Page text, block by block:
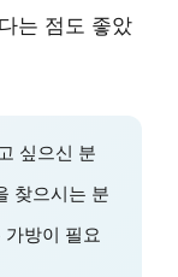
는 점도 좋았
싶으신 분
찾으시는 분
방이 필요